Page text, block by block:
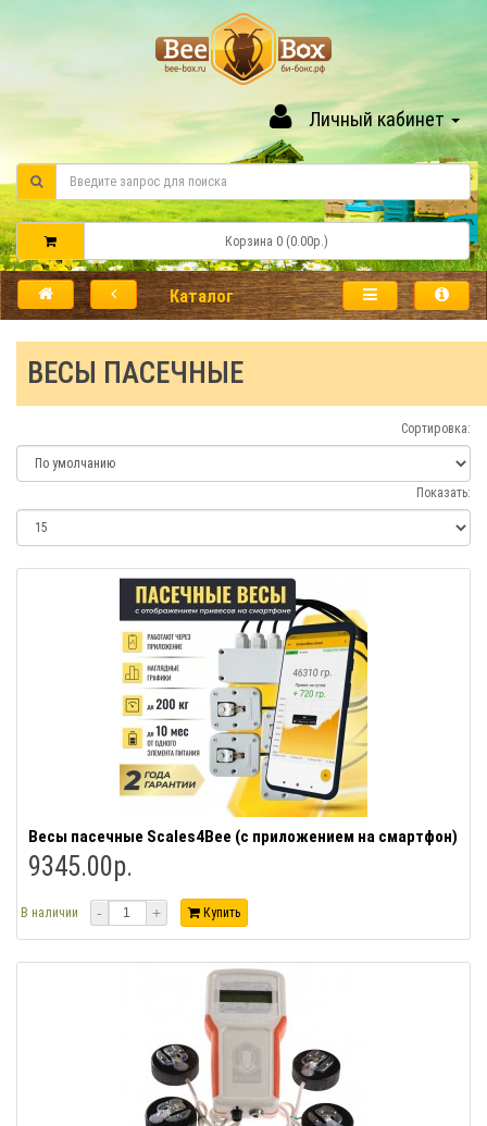
Личный кабинет
Корзина 0 (0.00р.)
Каталог
ВЕСЫ ПАСЕЧНЫЕ
Сортировка:
Показать:
Весы пасечные Scales4Bee (с приложением на смартфон)
9345.00р.
В наличии - + Купить